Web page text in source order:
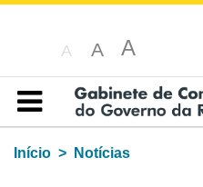
A A A
Índice
Início
Notícias